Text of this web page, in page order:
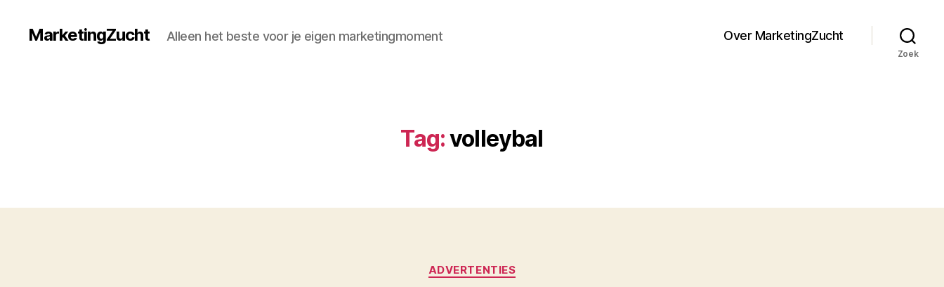
MarketingZucht Alleen het beste voor je eigen marketingmoment Over MarketingZucht
Zoek
Tag:volleybal
Categorieën
ADVERTENTIES